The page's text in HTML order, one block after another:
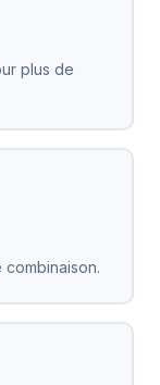
plus de